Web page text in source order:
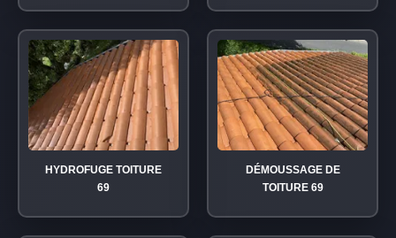
HYDROFUGE TOITURE
69
DÉMOUSSAGE DE
TOITURE 69